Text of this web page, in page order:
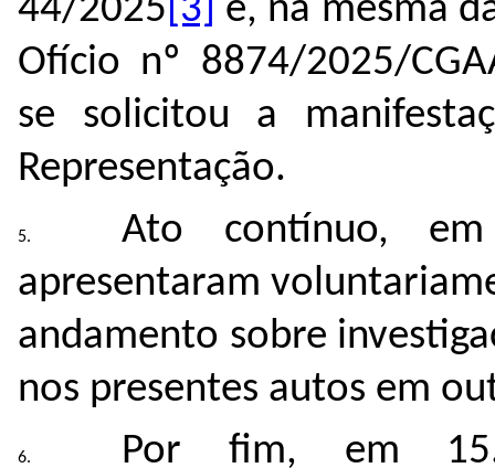
44/2025 [3] e, na mesma
Ofício nº 8874/2025/
se solicitou a
Representação.
Ato contínuo, em
apresentaram
andamento sobre
nos presentes autos em
Por fim, em